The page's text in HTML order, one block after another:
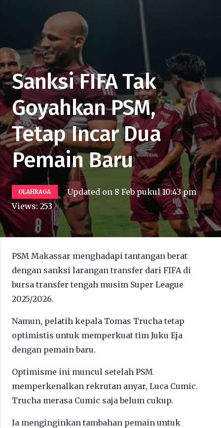
Sanksi FIFA Tak
Goyahkan PSM,
Tetap Incar Dua
Pemain Baru
OLAHRAGA Updated on 8 Feb pukul 10:43 pm
Views:253
PSM Makassar menghadapi tantangan berat
dengan sanksi larangan transfer dari FIFA di
bursa transfer tengah musim Super League
2025/2026.
Namun, pelatih kepala Tomas Trucha tetap
optimistis untuk memperkuat tim Juku Eja
dengan pemain baru.
Optimisme ini muncul setelah PSM
memperkenalkan rekrutan anyar, Luca Cumic.
Trucha merasa Cumic saja belum cukup.
Ia menginginkan tambahan pemain untuk